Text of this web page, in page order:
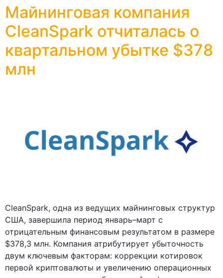
Майнинговая компания
CleanSpark отчиталась о
квартальном убытке $378
млн
CleanSpark, одна из ведущих майнинговых структур
США, завершила период январь–март с
отрицательным финансовым результатом в размере
$378,3 млн. Компания атрибутирует убыточность
двум ключевым факторам: коррекции котировок
первой криптовалюты и увеличению операционных